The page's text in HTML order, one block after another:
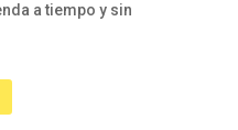
a tiempo y sin